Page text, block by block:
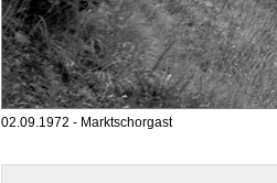
02.09.1972 - Marktschorgast